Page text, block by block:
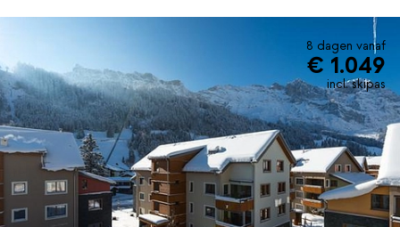
8 dagen vanaf
€ 1.049
incl. skipas